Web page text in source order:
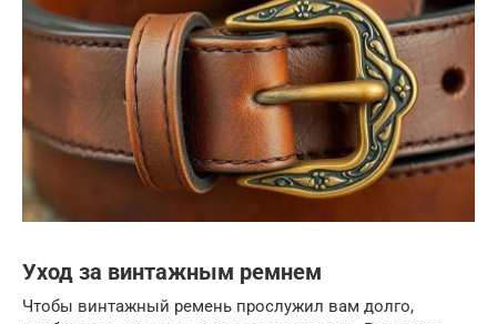
Уход за винтажным ремнем
Чтобы винтажный ремень прослужил вам долго,